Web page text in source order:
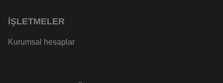
İŞLETMELER
Kurumsal hesaplar